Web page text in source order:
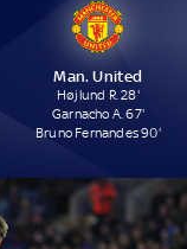
Man. United
Højlund R. 28'
Garnacho A. 67'
Bruno Fernandes 90'